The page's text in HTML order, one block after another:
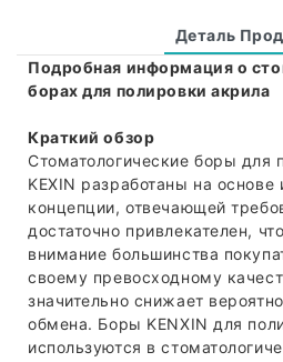
Деталь
Подробная информация о
борах для полировки акрила
Краткий обзор
Стоматологические боры для
KEXIN разработаны на основе
концепции, отвечающей
достаточно привлекателен,
внимание большинства
своему превосходному
значительно снижает
обмена. Боры KENXIN для
используются в